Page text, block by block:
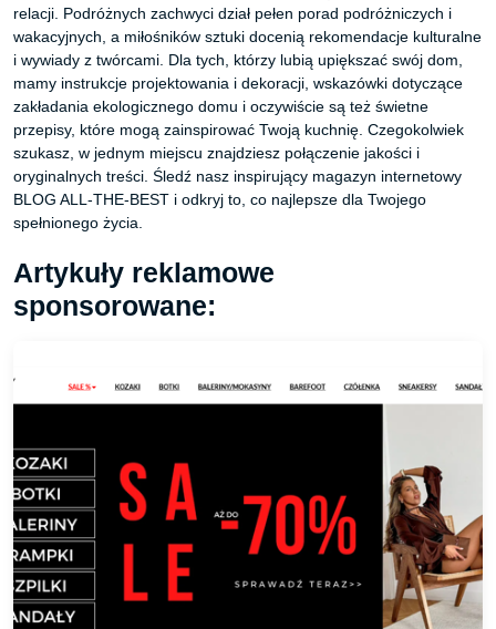
relacji. Podróżnych zachwyci dział pełen porad podróżniczych i
wakacyjnych, a miłośników sztuki docenią rekomendacje kulturalne
i wywiady z twórcami. Dla tych, którzy lubią upiększać swój dom,
mamy instrukcje projektowania i dekoracji, wskazówki dotyczące
zakładania ekologicznego domu i oczywiście są też świetne
przepisy, które mogą zainspirować Twoją kuchnię. Czegokolwiek
szukasz, w jednym miejscu znajdziesz połączenie jakości i
oryginalnych treści. Śledź nasz inspirujący magazyn internetowy
BLOG ALL-THE-BEST i odkryj to, co najlepsze dla Twojego
spełnionego życia.
Artykuły reklamowe
sponsorowane: